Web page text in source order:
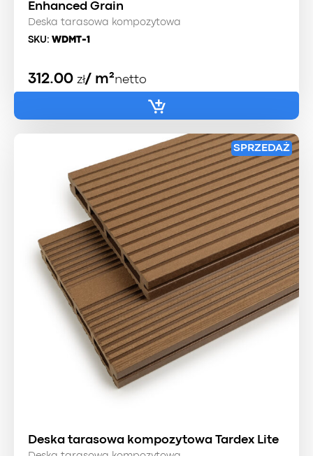
Enhanced Grain
Deska tarasowa kompozytowa
SKU: WDMT-1
312.00 zł/ m²netto
SPRZEDAŻ
Deska tarasowa kompozytowa Tardex Lite